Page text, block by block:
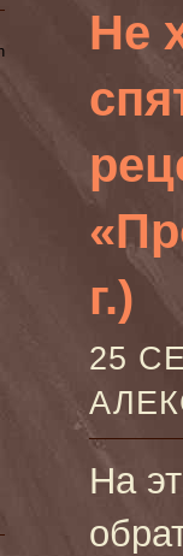
Не
г.)
25
На